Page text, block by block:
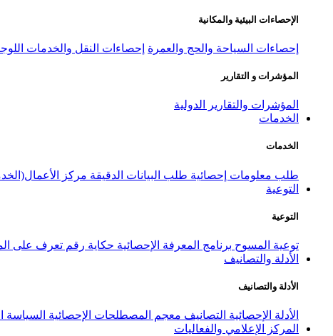
الإحصاءات البيئية والمكانية
إحصاءات السياحة والحج والعمرة إحصاءات النقل والخدمات
المؤشرات و التقارير
المؤشرات والتقارير الدولية
الخدمات
الخدمات
طلب معلومات إحصائية طلب البيانات الدقيقة مركز
التوعية
التوعية
توعية المسوح برنامج المعرفة الإحصائية حكاية رقم تعرف على
الأدلة والتصانيف
الأدلة والتصانيف
الأدلة الإحصائية التصانيف معجم المصطلحات الإحصائية السياسة
المركز الإعلامي والفعاليات